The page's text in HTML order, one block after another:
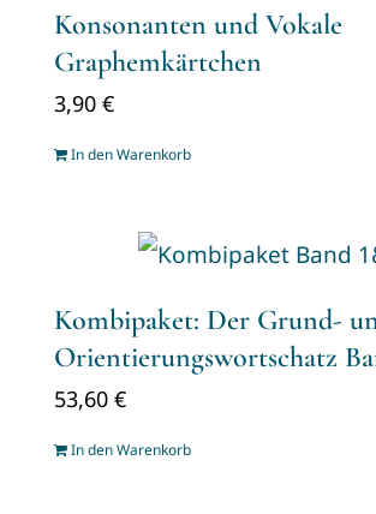
Konsonanten und Vokale
Graphemkärtchen
3,90 €
In den Warenkorb
Kombipaket: Der Grund-
Orientierungswortschatz
53,60 €
In den Warenkorb